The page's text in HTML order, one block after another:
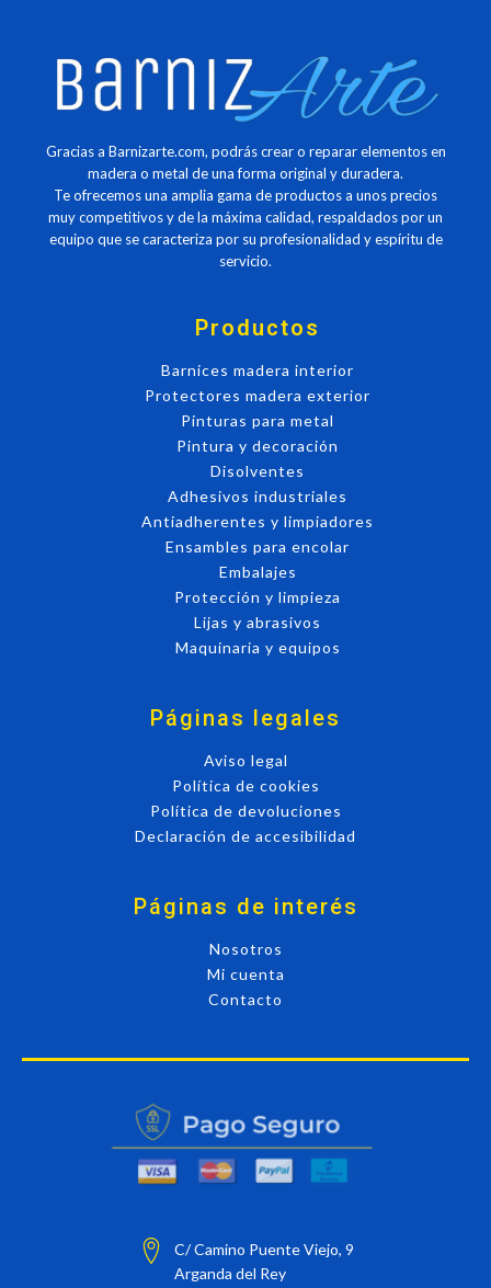
Gracias a Barnizarte.com, podrás crear o reparar elementos en
madera o metal de una forma original y duradera.
Te ofrecemos una amplia gama de productos a unos precios
muy competitivos y de la máxima calidad, respaldados por un
equipo que se caracteriza por su profesionalidad y espíritu de
servicio.
Productos
Barnices madera interior
Protectores madera exterior
Pinturas para metal
Pintura y decoración
Disolventes
Adhesivos industriales
Antiadherentes y limpiadores
Ensambles para encolar
Embalajes
Protección y limpieza
Lijas y abrasivos
Maquinaria y equipos
Páginas legales
Aviso legal
Política de cookies
Política de devoluciones
Declaración de accesibilidad
Páginas de interés
Nosotros
Mi cuenta
Contacto
C/ Camino Puente Viejo, 9
Arganda del Rey